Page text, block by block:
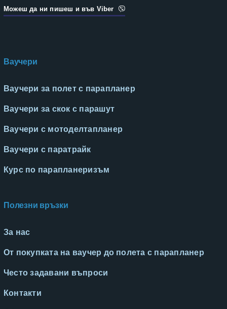
Можеш да ни пишеш и във Viber
Ваучери
Ваучери за полет с парапланер
Ваучери за скок с парашут
Ваучери с мотоделтапланер
Ваучери с паратрайк
Курс по парапланеризъм
Полезни връзки
За нас
От покупката на ваучер до полета с парапланер
Често задавани въпроси
Контакти